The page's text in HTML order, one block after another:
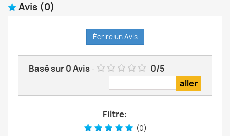
Avis (0)
Écrire un Avis
Basé sur0Avis- 0/5
Filtre:
(0)